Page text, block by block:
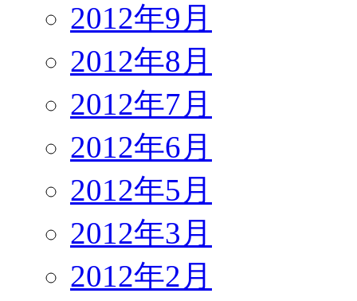
2012年9月
2012年8月
2012年7月
2012年6月
2012年5月
2012年3月
2012年2月